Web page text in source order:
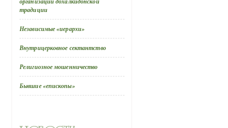
традиции
Независимые «иерархи»
Внутрицерковное сектантство
Религиозное мошенничество
Бывшие «епископы»